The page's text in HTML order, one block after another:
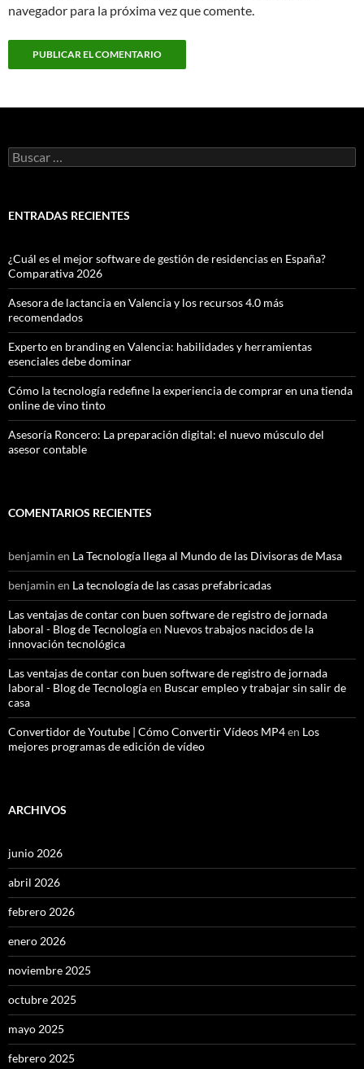
navegador para la próxima vez que comente.
Buscar:
ENTRADAS RECIENTES
¿Cuál es el mejor software de gestión de residencias en España?
Comparativa 2026
Asesora de lactancia en Valencia y los recursos 4.0 más
recomendados
Experto en branding en Valencia: habilidades y herramientas
esenciales debe dominar
Cómo la tecnología redefine la experiencia de comprar en una tienda
online de vino tinto
Asesoría Roncero: La preparación digital: el nuevo músculo del
asesor contable
COMENTARIOS RECIENTES
benjamin en La Tecnología llega al Mundo de las Divisoras de Masa
benjamin en La tecnología de las casas prefabricadas
Las ventajas de contar con buen software de registro de jornada
laboral - Blog de Tecnologíaen Nuevos trabajos nacidos de la
innovación tecnológica
Las ventajas de contar con buen software de registro de jornada
laboral - Blog de Tecnologíaen Buscar empleo y trabajar sin salir de
casa
Convertidor de Youtube | Cómo Convertir Vídeos MP4en Los
mejores programas de edición de vídeo
ARCHIVOS
junio 2026
abril 2026
febrero 2026
enero 2026
noviembre 2025
octubre 2025
mayo 2025
febrero 2025